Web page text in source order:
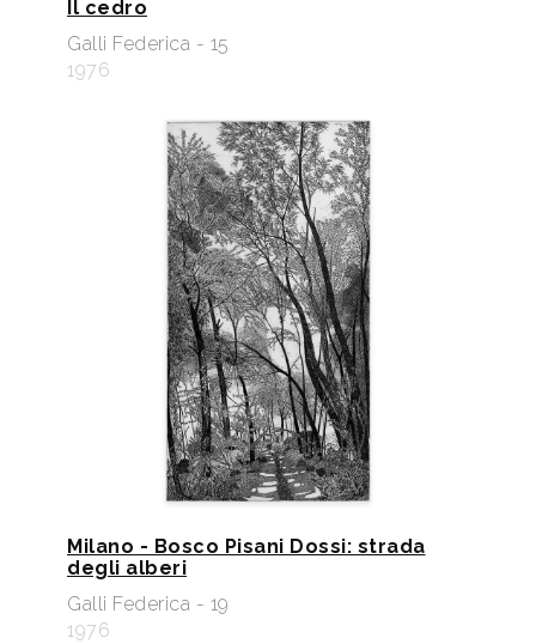
Il cedro
Galli Federica - 15
1976
Milano - Bosco Pisani Dossi: strada
degli alberi
Galli Federica - 19
1976